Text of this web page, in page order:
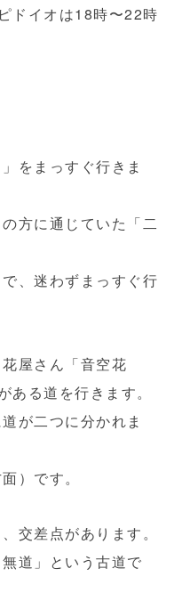
ドイオは18時〜22時
をまっすぐ行きま
方に通じていた「二
、迷わずまっすぐ行
屋さん「音空花
る道を行きます。
が二つに分かれま
）です。
交差点があります。
道」という古道で